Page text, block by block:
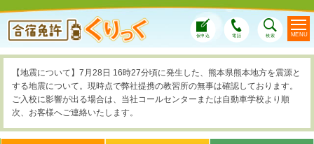
仮申込 電話 検索
【地震について】7月28日 16時27分頃に発生した、熊本県熊本地方を震源と
する地震について。現時点で弊社提携の教習所の無事は確認しております。
ご入校に影響が出る場合は、当社コールセンターまたは自動車学校より順
次、お客様へご連絡いたします。
MENU